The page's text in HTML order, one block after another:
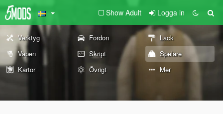
Show Adult Logga in
Verktyg Fordon
Lack
Vapen
Skript
Spelare
Kartor
Övrigt Mer